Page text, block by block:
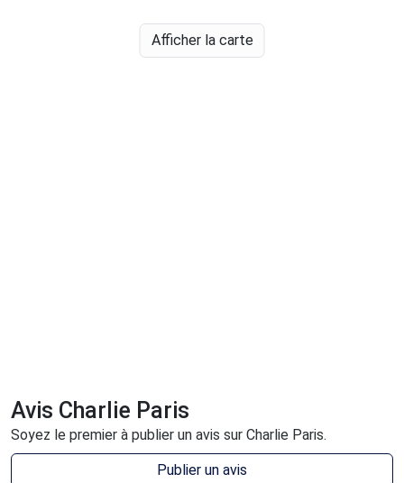
Afficher la carte
Avis Charlie Paris
Soyez le premier à publier un avis sur Charlie Paris.
Publier un avis